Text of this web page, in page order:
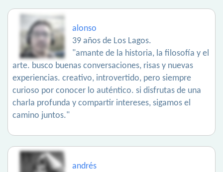
alonso
39 años de Los Lagos.
"amante de la historia, la filosofía y el
arte. busco buenas conversaciones, risas y nuevas
experiencias. creativo, introvertido, pero siempre
curioso por conocer lo auténtico. si disfrutas de una
charla profunda y compartir intereses, sigamos el
camino juntos."
andrés